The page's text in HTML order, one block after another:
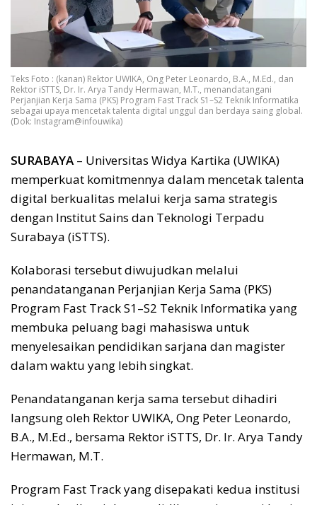
Teks Foto : (kanan) Rektor UWIKA, Ong Peter Leonardo, B.A., M.Ed., dan
Rektor iSTTS, Dr. Ir. Arya Tandy Hermawan, M.T., menandatangani
Perjanjian Kerja Sama (PKS) Program Fast Track S1–S2 Teknik Informatika
sebagai upaya mencetak talenta digital unggul dan berdaya saing global.
(Dok: Instagram@infouwika)
SURABAYA – Universitas Widya Kartika (UWIKA)
memperkuat komitmennya dalam mencetak talenta
digital berkualitas melalui kerja sama strategis
dengan Institut Sains dan Teknologi Terpadu
Surabaya (iSTTS).
Kolaborasi tersebut diwujudkan melalui
penandatanganan Perjanjian Kerja Sama (PKS)
Program Fast Track S1–S2 Teknik Informatika yang
membuka peluang bagi mahasiswa untuk
menyelesaikan pendidikan sarjana dan magister
dalam waktu yang lebih singkat.
Penandatanganan kerja sama tersebut dihadiri
langsung oleh Rektor UWIKA, Ong Peter Leonardo,
B.A., M.Ed., bersama Rektor iSTTS, Dr. Ir. Arya Tandy
Hermawan, M.T.
Program Fast Track yang disepakati kedua institusi